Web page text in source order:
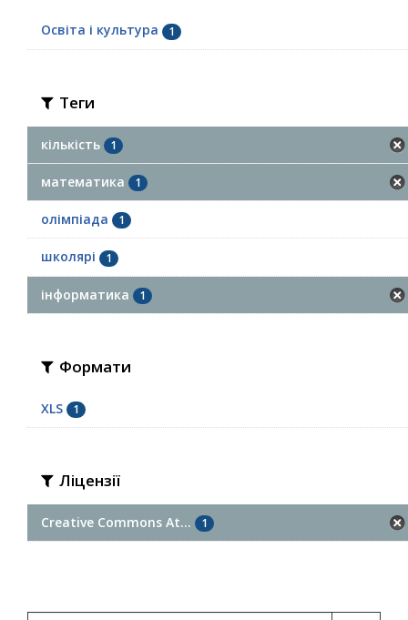
Освіта і культура 1
Теги
кількість 1
математика 1
олімпіада 1
школярі 1
інформатика 1
Формати
XLS 1
Ліцензії
Creative Commons At... 1